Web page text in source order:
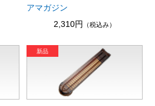
アマガジン
2,310円
（税込み）